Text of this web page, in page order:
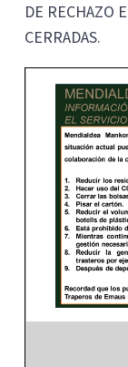
DE RECHAZO
CERRADAS.